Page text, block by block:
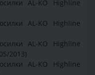
AL-KO Highline
AL-KO Highline
AL-KO Highline
2013)
AL-KO Highline